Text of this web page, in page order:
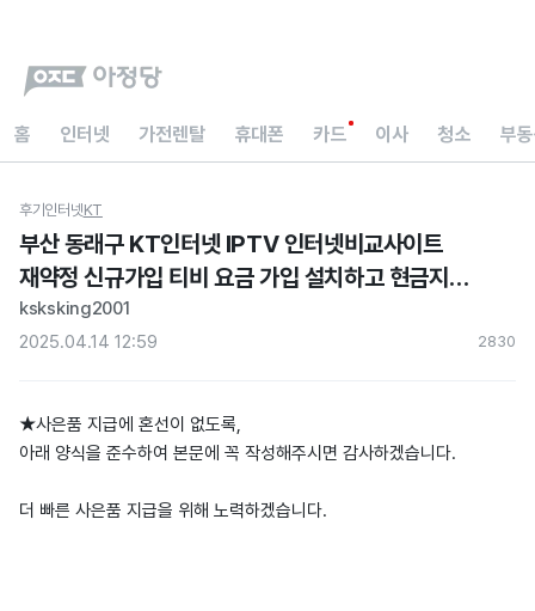
홈 인터넷 가전렌탈 휴대폰 카드 이사 청소 부
후기 인터넷KT
부산 동래구 KT인터넷 IPTV 인터넷비교사이트
재약정 신규가입 티비 요금 가입 설치하고 현금지원
내돈내산 후기
ksksking2001
2025.04.14 12:59
2830
★사은품 지급에 혼선이 없도록,
아래 양식을 준수하여 본문에 꼭 작성해주시면 감사하겠습니다.
더 빠른 사은품 지급을 위해 노력하겠습니다.